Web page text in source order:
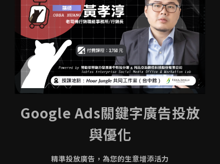
Google Ads關鍵字廣告投放
與優化
精準投放廣告，為您的生意增添活力